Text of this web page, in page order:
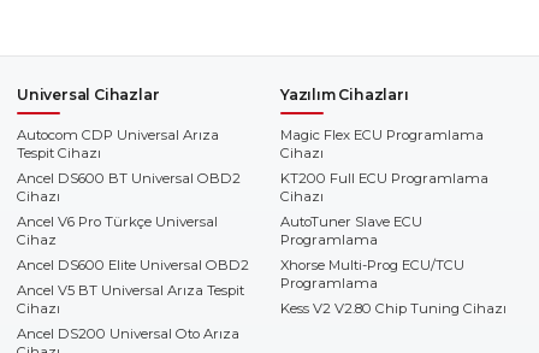
Universal Cihazlar
Autocom CDP Universal Arıza
Tespit Cihazı
Ancel DS600 BT Universal OBD2
Cihazı
Ancel V6 Pro Türkçe Universal
Cihaz
Ancel DS600 Elite Universal OBD2
Ancel V5 BT Universal Arıza Tespit
Cihazı
Ancel DS200 Universal Oto Arıza
Yazılım Cihazları
Magic Flex ECU Programlama
Cihazı
KT200 Full ECU Programlama
Cihazı
AutoTuner Slave ECU
Programlama
Xhorse Multi-Prog ECU/TCU
Programlama
Kess V2 V2.80 Chip Tuning Cihazı